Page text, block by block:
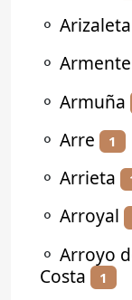
⚬ Arizaleta
⚬
⚬ Armuña
⚬ Arre 1
⚬ Arrieta
⚬ Arroyal
⚬ Arroyo
Costa
1